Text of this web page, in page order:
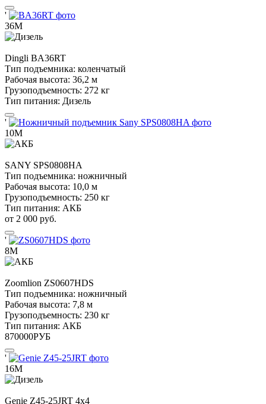
'
36М
Dingli BA36RT
Тип подъемника: коленчатый
Рабочая высота: 36,2 м
Грузоподъемность: 272 кг
Тип питания: Дизель
'
10М
SANY SPS0808HA
Тип подъемника: ножничный
Рабочая высота: 10,0 м
Грузоподъемность: 250 кг
Тип питания: АКБ
от 2 000 руб.
'
8М
Zoomlion ZS0607HDS
Тип подъемника: ножничный
Рабочая высота: 7,8 м
Грузоподъемность: 230 кг
Тип питания: АКБ
870000РУБ
'
16М
Genie Z45-25JRT 4х4